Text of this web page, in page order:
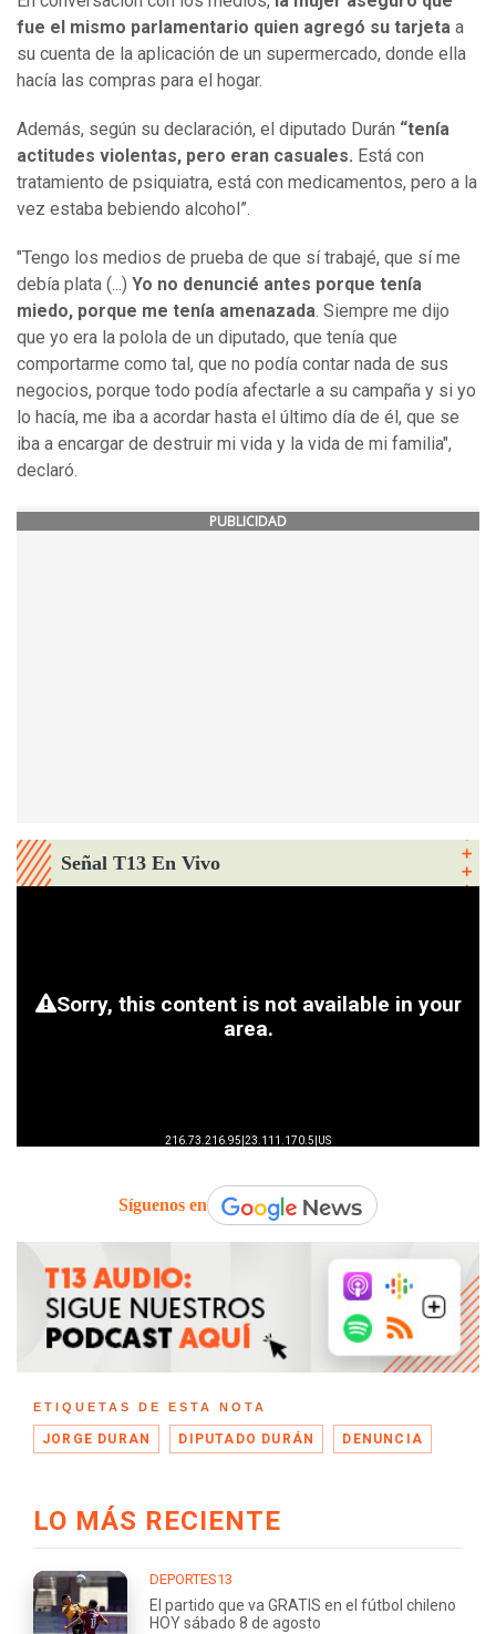
fue el mismo parlamentario quien agregó su tarjeta a
su cuenta de la aplicación de un supermercado, donde ella
hacía las compras para el hogar.
Además, según su declaración, el diputado Durán “tenía
actitudes violentas, pero eran casuales. Está con
tratamiento de psiquiatra, está con medicamentos, pero a la
vez estaba bebiendo alcohol”.
"Tengo los medios de prueba de que sí trabajé, que sí me
debía plata (...) Yo no denuncié antes porque tenía
miedo, porque me tenía amenazada. Siempre me dijo
que yo era la polola de un diputado, que tenía que
comportarme como tal, que no podía contar nada de sus
negocios, porque todo podía afectarle a su campaña y si yo
lo hacía, me iba a acordar hasta el último día de él, que se
iba a encargar de destruir mi vida y la vida de mi familia",
declaró.
PUBLICIDAD
Señal T13 En Vivo
Síguenos en
ETIQUETAS DE ESTA NOTA
JORGE DURAN DIPUTADO DURÁN DENUNCIA
LO MÁS RECIENTE
DEPORTES13
El partido que va GRATIS en el fútbol chileno
HOY sábado 8 de agosto